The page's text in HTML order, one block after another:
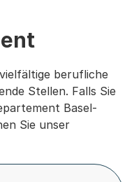
berufliche
Stellen. Falls Sie
Basel-
Sie unser